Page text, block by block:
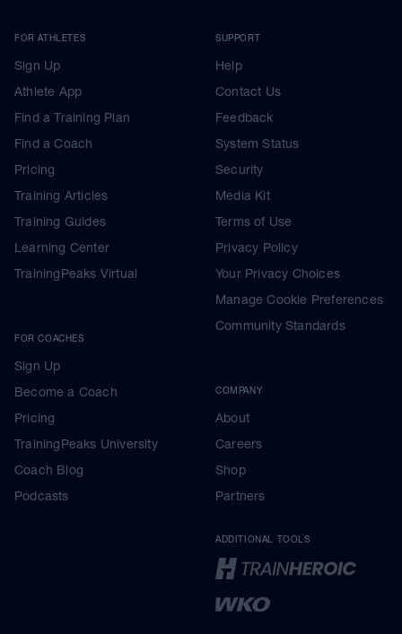
FOR ATHLETES
Sign Up
Athlete App
Find a Training Plan
Find a Coach
Pricing
Training Articles
Training Guides
Learning Center
TrainingPeaks Virtual
FOR COACHES
Sign Up
Become a Coach
Pricing
TrainingPeaks University
Coach Blog
Podcasts
SUPPORT
Help
Contact Us
Feedback
System Status
Security
Media Kit
Terms of Use
Privacy Policy
Your Privacy Choices
Manage Cookie Preferences
Community Standards
COMPANY
About
Careers
Shop
Partners
ADDITIONAL TOOLS